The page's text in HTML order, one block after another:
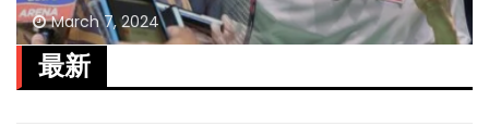
March 7, 2024
最新